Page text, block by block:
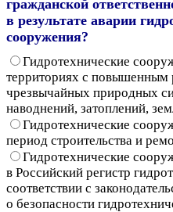
гражданской
в результате аварии
сооружения?
Гидротехнические
территориях с повышенным
чрезвычайных природных
наводнений, затоплений,
Гидротехнические
период строительства и
Гидротехнические
в Российский регистр
соответствии с
о безопасности